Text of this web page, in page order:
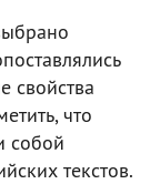
свойства
что
собой
текстов.